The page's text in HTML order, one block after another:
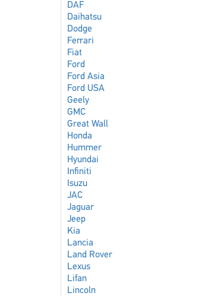
DAF
Daihatsu
Dodge
Ferrari
Fiat
Ford
Ford Asia
Ford USA
Geely
GMC
Great Wall
Honda
Hummer
Hyundai
Infiniti
Isuzu
JAC
Jaguar
Jeep
Kia
Lancia
Land Rover
Lexus
Lifan
Lincoln